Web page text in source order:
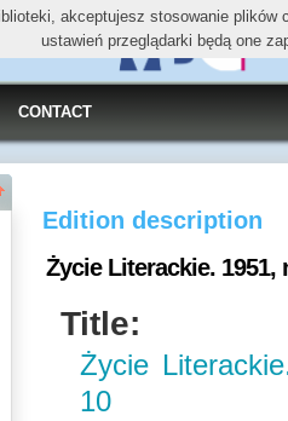
CONTACT
Edition description
Życie Literackie. 1951,
Title:
Życie
10
akceptujesz stosowanie
ustawień przeglądarki będą one